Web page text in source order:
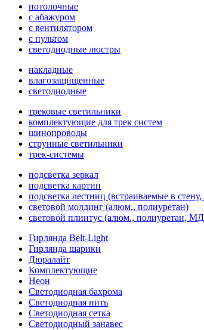
потолочные
с абажуром
с вентилятором
с пультом
светодиодные люстры
накладные
влагозащищенные
светодиодные
трековые светильники
комплектующие для трек систем
шинопроводы
струнные светильники
трек-системы
подсветка зеркал
подсветка картин
подсветка лестниц (встраиваемые в
световой молдинг (алюм., полиуретан)
световой плинтус (алюм., полиуретан,
Гирлянда Belt-Light
Гирлянда шарики
Дюралайт
Комплектующие
Неон
Светодиодная бахрома
Светодиодная нить
Светодиодная сетка
Светодиодный занавес